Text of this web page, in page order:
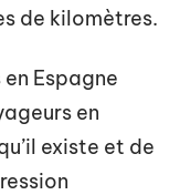
de kilomètres.
Espagne
en
existe et de